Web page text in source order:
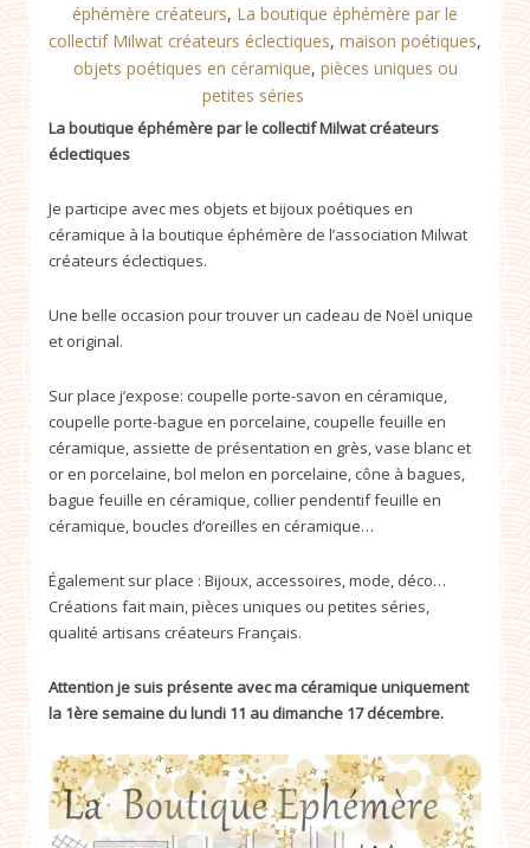
éphémère créateurs, La boutique éphémère par le
collectif Milwat créateurs éclectiques, maison poétiques,
objets poétiques en céramique, pièces uniques ou
petites séries
La boutique éphémère par le collectif Milwat créateurs
éclectiques
Je participe avec mes objets et bijoux poétiques en
céramique à la boutique éphémère de l’association Milwat
créateurs éclectiques.
Une belle occasion pour trouver un cadeau de Noël unique
et original.
Sur place j’expose: coupelle porte-savon en céramique,
coupelle porte-bague en porcelaine, coupelle feuille en
céramique, assiette de présentation en grès, vase blanc et
or en porcelaine, bol melon en porcelaine, cône à bagues,
bague feuille en céramique, collier pendentif feuille en
céramique, boucles d’oreilles en céramique…
Également sur place : Bijoux, accessoires, mode, déco…
Créations fait main, pièces uniques ou petites séries,
qualité artisans créateurs Français.
Attention je suis présente avec ma céramique uniquement
la 1ère semaine du lundi 11 au dimanche 17 décembre.